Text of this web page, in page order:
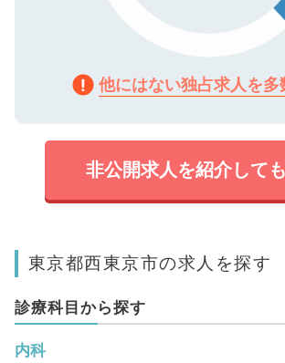
他にはない独占求人を多
非公開求人を紹介して
東京都西東京市の求人を探す
診療科目から探す
内科